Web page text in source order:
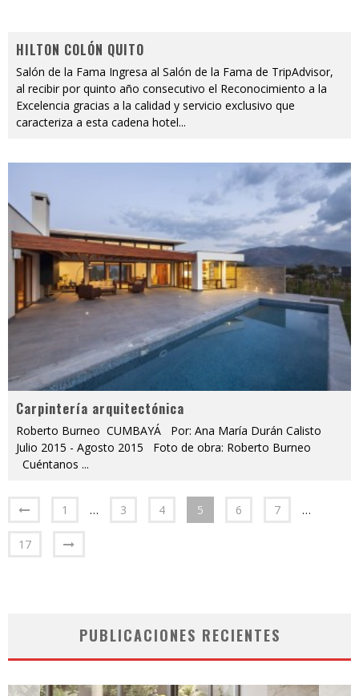
HILTON COLÓN QUITO
Salón de la Fama Ingresa al Salón de la Fama de TripAdvisor,
al recibir por quinto año consecutivo el Reconocimiento a la
Excelencia gracias a la calidad y servicio exclusivo que
caracteriza a esta cadena hotel...
Carpintería arquitectónica
Roberto Burneo CUMBAYÁ Por: Ana María Durán Calisto
Julio 2015 - Agosto 2015 Foto de obra: Roberto Burneo
Cuéntanos ...
1 … 3 4 5 6 7 …
17
PUBLICACIONES RECIENTES